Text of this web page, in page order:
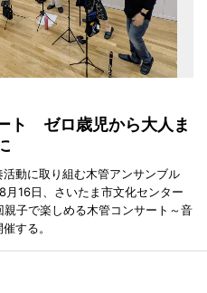
ト ゼロ歳児から大人ま
動に取り組む木管アンサンブル
月16日、さいたま市文化センター
親子で楽しめる木管コンサート～音
する。